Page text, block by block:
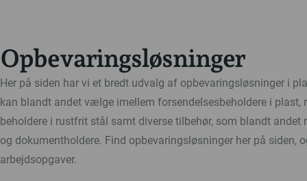
Opbevaringsløsninger
Her på siden har vi et bredt udvalg af opbevaringsløsninger i
kan blandt andet vælge imellem forsendelsesbeholdere i plast,
beholdere i rustfrit stål samt diverse tilbehør, som blandt andet
og dokumentholdere. Find opbevaringsløsninger her på siden,
arbejdsopgaver.